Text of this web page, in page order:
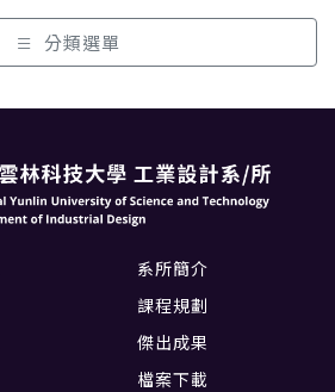
分類選單
系所簡介
課程規劃
傑出成果
檔案下載